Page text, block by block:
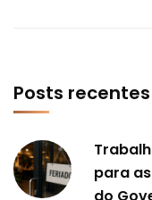
Posts recentes
para
do